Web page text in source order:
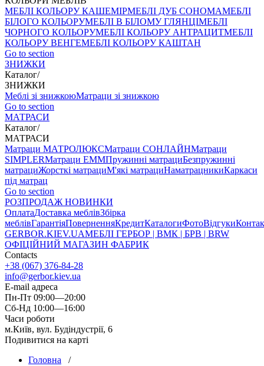
МЕБЛІ КОЛЬОРУ КАШЕМІРМЕБЛІ ДУБ СОНОМАМЕБЛІ
БІЛОГО КОЛЬОРУМЕБЛІ В БІЛОМУ ГЛЯНЦІМЕБЛІ
ЧОРНОГО КОЛЬОРУМЕБЛІ КОЛЬОРУ АНТРАЦИТМЕБЛІ
КОЛЬОРУ ВЕНГЕМЕБЛІ КОЛЬОРУ КАШТАН
Go to section
ЗНИЖКИ
Каталог/
ЗНИЖКИ
Меблі зі знижкоюМатраци зі знижкою
Go to section
МАТРАСИ
Каталог/
МАТРАСИ
Матраци МАТРОЛЮКСМатраци СОНЛАЙНМатраци
SIMPLERМатраци ЕММПружинні матрациБезпружинні
матрациЖорсткі матрациМ'які матрациНаматрацникиКаркаси
під матрац
Go to section
РОЗПРОДАЖ НОВИНКИ
ОплатаДоставка меблівЗбірка
меблівГарантіяПоверненняКредитКаталогиФотоВідгуки
GERBOR.KIEV.UAМЕБЛI ГЕРБОР | ВМК | БРВ | BRW
ОФІЦІЙНИЙ МАГАЗИН ФАБРИК
Contacts
+38 (067) 376-84-28
info@gerbor.kiev.ua
E-mail адреса
Пн-Пт 09:00—20:00
Сб-Нд 10:00—16:00
Часи роботи
м.Київ, вул. Будіндустрії, 6
Подивитися на карті
Головна /